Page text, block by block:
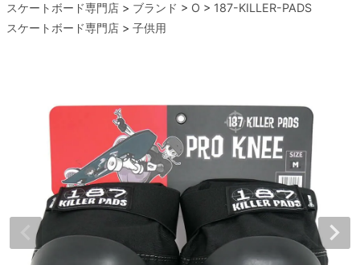
スケートボード専門店
ブランド O
187-KILLER-PADS
スケートボード専門店
子供用
コンプリートセット（完成品）
デッキ新着一覧
サイズからデッキを選ぶ
7.2inch
7.5inch
7.6inch
7.7inch
7.8inch
トラック
トラック新着一覧
適合デッキサイズから選ぶ
7.3inch
7.6inch
7.7inch
7.8inch
7.9inch
ウィール
ウィール新着一覧
ウィールをサイズから選ぶ
52mm
54mm
55mm
56mm
57mm
スピットファイヤー F4（フォーミュラフォ
ボーンズ XF（エックスフォーミュラ）
ボーンズ STF（エスティーエフ）
ベアリング
デッキテープ
シューズ新着一覧
シューズをサイズから選ぶ
22cm
23cm
23.5cm
24cm
24.5cm
サンダル
インソール
シューレース・その他
Tシャツ
ジャケット
パーカー
トレーナー・セーター
パンツ
最新ブログ一覧
初心者の方へ
徹底解析
スタッフおすすめアイテム
ブランド紹介
INFO
店舗情報
スタッフ紹介
カリフォルニアストリートの歴史
求人情報
プライバシーポリシー